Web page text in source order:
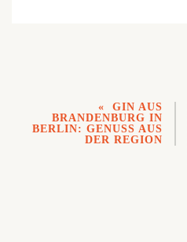
GIN AUS
BRANDENBURG IN
BERLIN: GENUSS AUS
DER REGION